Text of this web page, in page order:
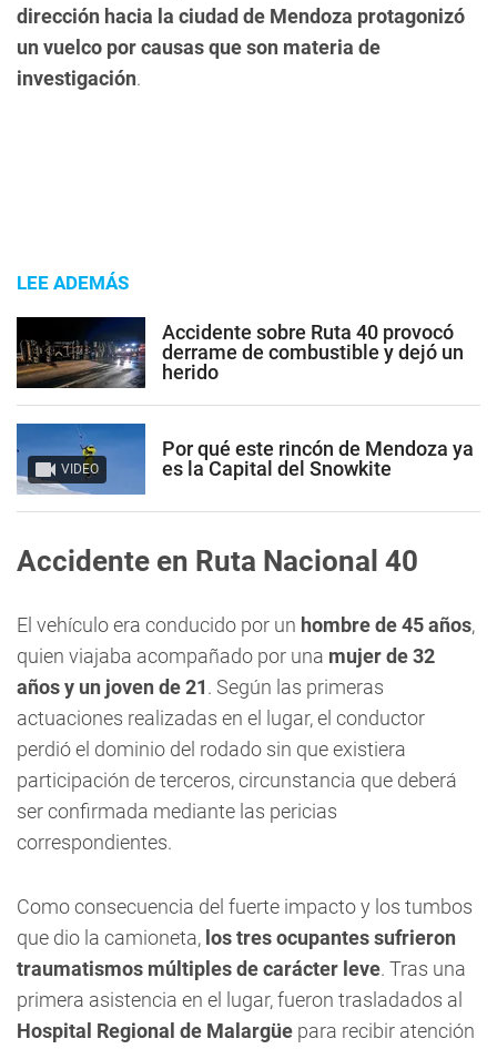
dirección hacia la ciudad de Mendoza protagonizó
un vuelco por causas que son materia de
investigación.
LEE ADEMÁS
Accidente sobre Ruta 40 provocó
derrame de combustible y dejó un
herido
VIDEO
Por qué este rincón de Mendoza ya
es la Capital del Snowkite
Accidente en Ruta Nacional 40
El vehículo era conducido por un hombre de 45 años,
quien viajaba acompañado por una mujer de 32
años y un joven de 21. Según las primeras
actuaciones realizadas en el lugar, el conductor
perdió el dominio del rodado sin que existiera
participación de terceros, circunstancia que deberá
ser confirmada mediante las pericias
correspondientes.
Como consecuencia del fuerte impacto y los tumbos
que dio la camioneta, los tres ocupantes sufrieron
traumatismos múltiples de carácter leve. Tras una
primera asistencia en el lugar, fueron trasladados al
Hospital Regional de Malargüe para recibir atención